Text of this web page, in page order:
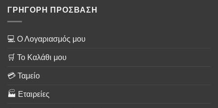
ΓΡΗΓΟΡΗ ΠΡΟΣΒΑΣΗ
💻 Ο Λογαριασμός μου
🛒 Το Καλάθι μου
💳 Ταμείο
🏭 Εταιρείες